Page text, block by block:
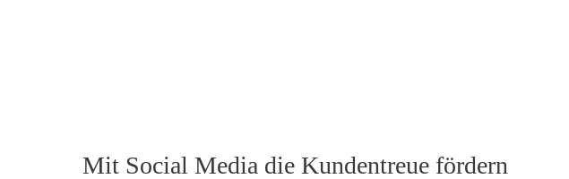
Mit Social Media die Kundentreue fördern